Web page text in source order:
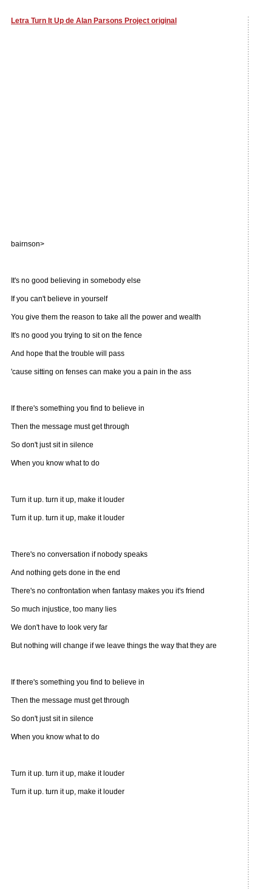
Letra Turn It Up de Alan Parsons Project original
bairnson>
It's no good believing in somebody else
If you can't believe in yourself
You give them the reason to take all the power and wealth
It's no good you trying to sit on the fence
And hope that the trouble will pass
'cause sitting on fenses can make you a pain in the ass
If there's something you find to believe in
Then the message must get through
So don't just sit in silence
When you know what to do
Turn it up. turn it up, make it louder
Turn it up. turn it up, make it louder
There's no conversation if nobody speaks
And nothing gets done in the end
There's no confrontation when fantasy makes you it's friend
So much injustice, too many lies
We don't have to look very far
But nothing will change if we leave things the way that they are
If there's something you find to believe in
Then the message must get through
So don't just sit in silence
When you know what to do
Turn it up. turn it up, make it louder
Turn it up. turn it up, make it louder